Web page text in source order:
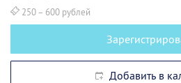
250 – 600 рублей
Добавить в